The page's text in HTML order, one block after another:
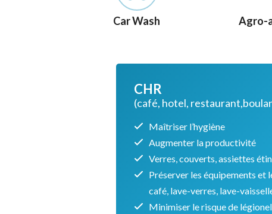
Car Wash Agro-
CHR
(café, hotel,
Maîtriser l’hygiène
Augmenter la productivité
Verres, couverts, assiettes
Préserver les équipements et
café, lave-verres, lave-
Minimiser le risque de